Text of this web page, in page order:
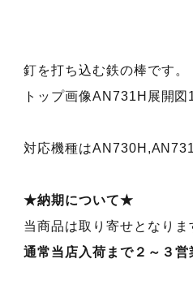
釘を打ち込む鉄の棒です。
トップ画像AN731H展開
対応機種は
★納期について★
当商品は取り寄せとなりま
通常当店入荷まで２～３営